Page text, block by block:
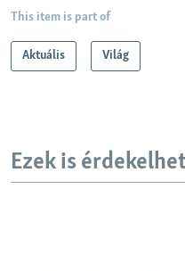
This item is part of
Aktuális Világ
Ezek is